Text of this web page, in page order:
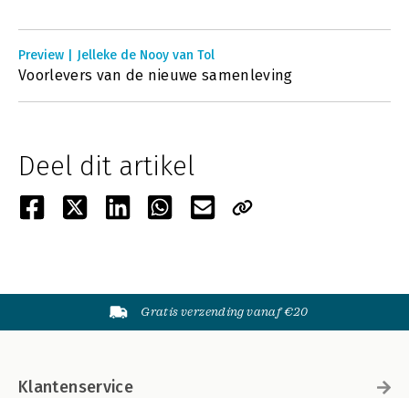
Preview | Jelleke de Nooy van Tol
Voorlevers van de nieuwe samenleving
Deel dit artikel
Gratis verzending vanaf €20
Klantenservice